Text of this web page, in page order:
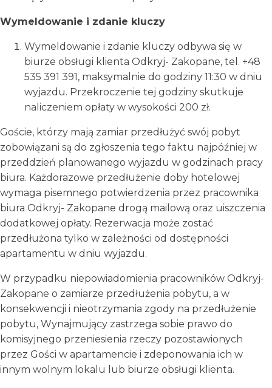
Wymeldowanie i zdanie kluczy
Wymeldowanie i zdanie kluczy odbywa się w
biurze obsługi klienta Odkryj- Zakopane, tel. +48
535 391 391, maksymalnie do godziny 11:30 w dniu
wyjazdu. Przekroczenie tej godziny skutkuje
naliczeniem opłaty w wysokości 200 zł.
Goście, którzy mają zamiar przedłużyć swój pobyt
zobowiązani są do zgłoszenia tego faktu najpóźniej w
przeddzień planowanego wyjazdu w godzinach pracy
biura. Każdorazowe przedłużenie doby hotelowej
wymaga pisemnego potwierdzenia przez pracownika
biura Odkryj- Zakopane drogą mailową oraz uiszczenia
dodatkowej opłaty. Rezerwacja może zostać
przedłużona tylko w zależności od dostępności
apartamentu w dniu wyjazdu.
W przypadku niepowiadomienia pracowników Odkryj-
Zakopane o zamiarze przedłużenia pobytu, a w
konsekwencji i nieotrzymania zgody na przedłużenie
pobytu, Wynajmujący zastrzega sobie prawo do
komisyjnego przeniesienia rzeczy pozostawionych
przez Gości w apartamencie i zdeponowania ich w
innym wolnym lokalu lub biurze obsługi klienta.